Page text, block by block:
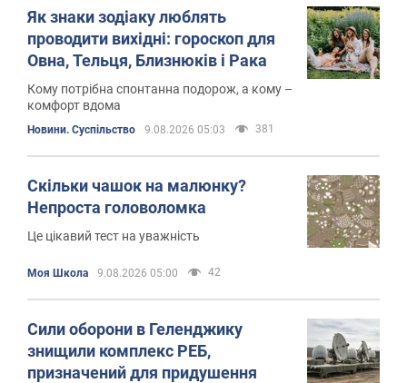
Як знаки зодіаку люблять
проводити вихідні: гороскоп для
Овна, Тельця, Близнюків і Рака
Кому потрібна спонтанна подорож, а кому –
комфорт вдома
Новини. Суспільство 9.08.2026 05:03 381
Скільки чашок на малюнку?
Непроста головоломка
Це цікавий тест на уважність
Моя Школа 9.08.2026 05:00 42
Сили оборони в Геленджику
знищили комплекс РЕБ,
призначений для придушення